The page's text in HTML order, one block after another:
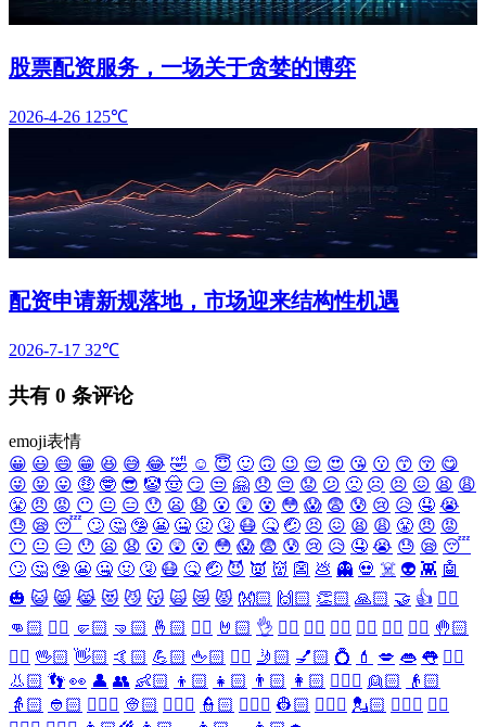
股票配资服务，一场关于贪婪的博弈
2026-4-26 125℃
配资申请新规落地，市场迎来结构性机遇
2026-7-17 32℃
共有 0 条评论
emoji表情
😀 😃 😄 😁 😆 😅 😂 🤣 ☺️ 😇 🙂 🙃 😉 😌 😍 😘 😗 😙 😚 😋
😜 😝 😛 🤑 🤓 😎 🤡 🤠 😏 😒 🤗 😞 😔 😟 😕 🙁 ☹️ 😣 😖 😫 😩
😤 😠 😡 😶 😐 😑 😯 😦 😧 😮 😲 😵 😳 😱 😨 😰 😢 😥 🤤 😭
😓 😪 😴 🙄 🤔 🤥 😬 🤐 🤢 🤧 😷 🤒 🤕 😣 😖 😫 😩 😤 😠 😡
😶 😐 😑 😯 😦 😧 😮 😲 😵 😳 😱 😨 😰 😢 😥 🤤 😭 😓 😪 😴
🙄 🤔 🤥 😬 🤐 🤢 🤧 😷 🤒 🤕 😈 👿 👹 👺 💩 👻 💀 ☠️ 👽 👾 🤖
🎃 😺 😸 😹 😻 😼 😽 🙀 😿 😾 👐🏻 🙌🏻 👏🏻 🙏🏻 🤝 👍 👎🏻
👊🏻 ✊🏻 🤛🏻 🤜🏻 🤞🏻 ✌🏻 🤘🏻 👌 👈🏻 👉🏻 👆🏻 👇🏻 ☝🏻 ✋🏻 🤚🏻
🖐🏻 🖖🏻 👋🏻 🤙🏻 💪🏻 🖕🏻 ✍🏻 🤳🏻 💅🏻 💍 💄 💋 👄 👅 👂🏻
👃🏻 👣 👀 👤 👥 👶🏻 👦🏻 👧🏻 👨🏻 👩🏻 👱🏻‍♀️ 👱🏻
👴🏻
👵🏻 👲🏻 👳🏻‍♀️ 👳🏻 👮🏻‍♀️ 👮🏻 👷🏻‍♀️ 👷🏻 💂🏻‍♀️ 💂🏻 🕵🏻‍♀️ 🕵🏻